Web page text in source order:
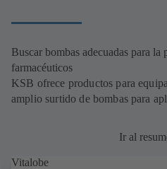
Buscar bombas adecuadas para
farmacéuticos
KSB ofrece productos para
amplio surtido de bombas para
Ir al
Vitalobe